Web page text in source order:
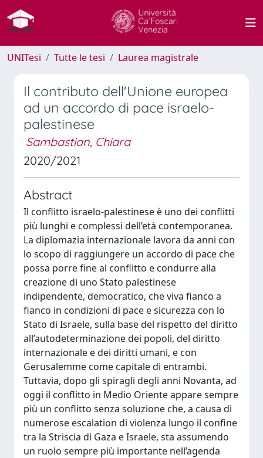
UNITesi Tutte le tesi Laurea magistrale
Il contributo dell'Unione europea
ad un accordo di pace israelo-
palestinese
Sambastian, Chiara
2020/2021
Abstract
Il conflitto israelo-palestinese è uno dei conflitti
più lunghi e complessi dell’età contemporanea.
La diplomazia internazionale lavora da anni con
lo scopo di raggiungere un accordo di pace che
possa porre fine al conflitto e condurre alla
creazione di uno Stato palestinese
indipendente, democratico, che viva fianco a
fianco in condizioni di pace e sicurezza con lo
Stato di Israele, sulla base del rispetto del diritto
all’autodeterminazione dei popoli, del diritto
internazionale e dei diritti umani, e con
Gerusalemme come capitale di entrambi.
Tuttavia, dopo gli spiragli degli anni Novanta, ad
oggi il conflitto in Medio Oriente appare sempre
più un conflitto senza soluzione che, a causa di
numerose escalation di violenza lungo il confine
tra la Striscia di Gaza e Israele, sta assumendo
un ruolo sempre più importante nell’agenda